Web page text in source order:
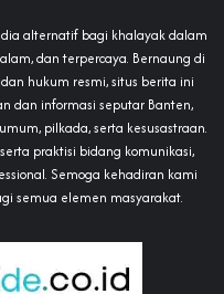
alternatif bagi khalayak dalam
dan terpercaya. Bernaung di
hukum resmi, situs berita ini
dan informasi seputar Banten,
pilkada, serta kesusastraan.
praktisi bidang komunikasi,
Semoga kehadiran kami
semua elemen masyarakat.